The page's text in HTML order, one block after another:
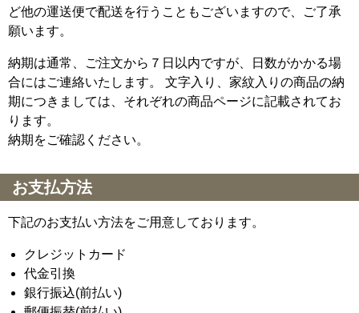
ど他の運送便で配送を行うこともございますので、ご了承
願います。
納期は通常、ご注文から７日以内ですが、日数がかかる場
合にはご連絡いたします。 文字入り、家紋入りの商品の納
期につきましては、それぞれの商品ページに記載されてお
ります。
納期をご確認ください。
お支払方法
下記のお支払い方法をご用意しております。
クレジットカード
代金引換
銀行振込(前払い)